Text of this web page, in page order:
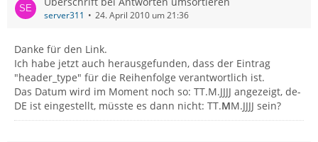
server311 24. April 2010 um 21:36
Danke für den Link.
Ich habe jetzt auch herausgefunden, dass der Eintrag
"header_type" für die Reihenfolge verantwortlich ist.
Das Datum wird im Moment noch so: TT.M.JJJJ angezeigt, de-
DE ist eingestellt, müsste es dann nicht: TT.MM.JJJJ sein?